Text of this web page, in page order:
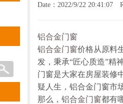
Date：2022/9/22 20:41:07
铝合金门窗
铝合金门窗价格从原料
发，秉承“匠心质造”精
门窗是大家在房屋装修
疑人生，铝合金门窗市
那么， 铝合金门窗都有